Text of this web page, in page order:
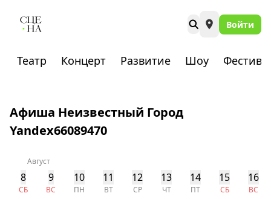
Войти
Театр Концерт Развитие Шоу
Афиша Неизвестный Город
Yandex66089470
Август
8
СБ
9
ВС
10
ПН
11
ВТ
12
СР
13
ЧТ
14
ПТ
15
СБ
16
ВС